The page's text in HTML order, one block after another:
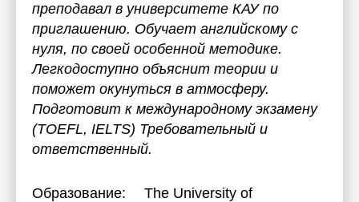
преподавал в университете КАУ по
приглашению. Обучает английскому с
нуля, по своей особенной методике.
Легкодоступно объяснит теории и
поможет окунуться в атмосферу.
Подготовит к международному экзамену
(TOEFL, IELTS) Требовательный и
ответственный.
Образование:
The University of